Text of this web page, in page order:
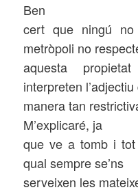
Ben
cert que ningú
metròpoli no
aquesta
interpreten l’adjectiu
manera tan
M’explicaré, ja
que ve a tomb i
qual sempre se’ns
serveixen les